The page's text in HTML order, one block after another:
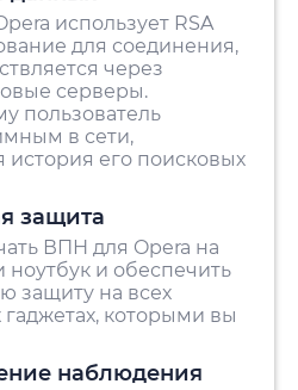
использует RSA
для соединения,
через
cерверы.
пользователь
в сети,
история его поисковых
защита
ВПН для Opera на
и обеспечить
защиту на всех
которыми вы
наблюдения